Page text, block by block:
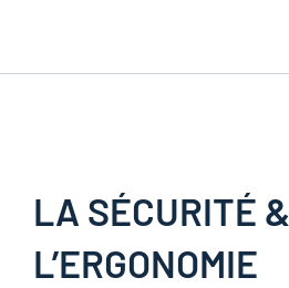
LA SÉCURITÉ &
L’ERGONOMIE